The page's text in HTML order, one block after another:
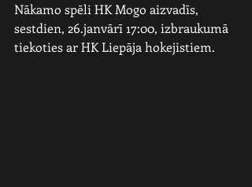
Nākamo spēli HK Mogo aizvadīs,
sestdien, 26.janvārī 17:00, izbraukumā
tiekoties ar HK Liepāja hokejistiem.